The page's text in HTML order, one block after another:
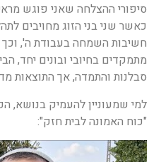
סיפורי ההצלחה שאני פוגש
כאשר שני בני הזוג מחויבים
חשיבות השמחה בעבודת ה', וכך
מתמקדים בחיובי ובונים יחד,
סבלנות והתמדה, אך התוצאות
למי שמעוניין להעמיק בנושא,
"כוח האמונה לבית חזק":